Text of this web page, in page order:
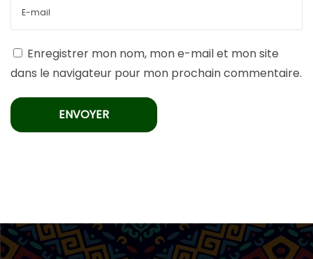
Enregistrer mon nom, mon e-mail et mon site
dans le navigateur pour mon prochain commentaire.